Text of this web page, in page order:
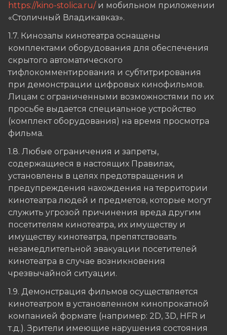
https://kino-stolica.ru/и мобильном приложении
«Столичный Владикавказ».
1.7. Кинозалы кинотеатра оснащены
комплектами оборудования для обеспечения
скрытого автоматического
тифлокомментирования и субтитрирования
при демонстрации цифровых кинофильмов.
Лицам с ограниченными возможностями по их
просьбе выдается специальное устройство
(комплект оборудования) на время просмотра
фильма.
1.8. Любые ограничения и запреты,
содержащиеся в настоящих Правилах,
установлены в целях предотвращения и
предупреждения нахождения на территории
кинотеатра людей и предметов, которые могут
служить угрозой причинения вреда другим
посетителям кинотеатра, их имуществу и
имуществу кинотеатра, препятствовать
незамедлительной эвакуации посетителей
кинотеатра в случае возникновения
чрезвычайной ситуации.
1.9. Демонстрация фильмов осуществляется
кинотеатром в установленном кинопрокатной
компанией формате (например: 2D, 3D, HFR и
т.д.). Зрители имеющие нарушения состояния